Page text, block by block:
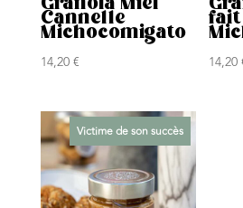
Granola Miel
Cannelle
Michocomigato
14,20€ 14,20
Victime de son succès